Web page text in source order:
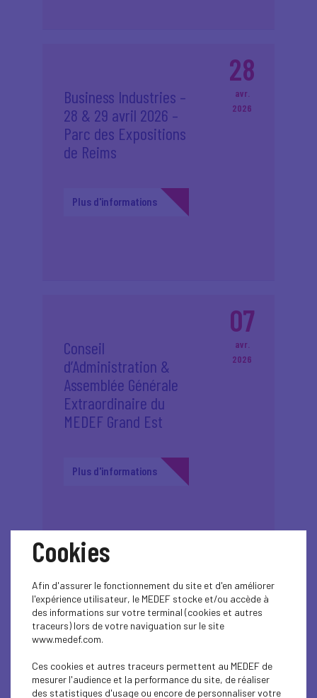
28
avr.
2026
Business Industries –
28 & 29 avril 2026 –
Parc des Expositions
de Reims
Plus d'informations
07
avr.
2026
Conseil
d’Administration &
Assemblée Générale
Extraordinaire du
MEDEF Grand Est
Plus d'informations
30
mars
Finale internationale
du Trophée Mille 2026
Cookies
Afin d'assurer le fonctionnement du site et d'en améliorer
l'expérience utilisateur, le MEDEF stocke et/ou accède à
des informations sur votre terminal (cookies et autres
traceurs) lors de votre naviguation sur le site
www.medef.com.
Ces cookies et autres traceurs permettent au MEDEF de
mesurer l'audience et la performance du site, de réaliser
des statistiques d'usage ou encore de personnaliser votre